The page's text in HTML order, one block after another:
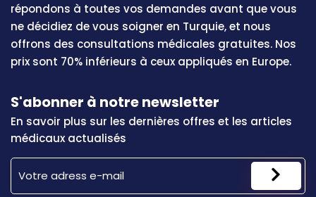
répondons à toutes vos demandes avant que vous
ne décidiez de vous soigner en Turquie, et nous
offrons des consultations médicales gratuites. Nos
prix sont 70% inférieurs à ceux appliqués en Europe.
S'abonner à notre newsletter
En savoir plus sur les dernières offres et les articles
médicaux actualisés